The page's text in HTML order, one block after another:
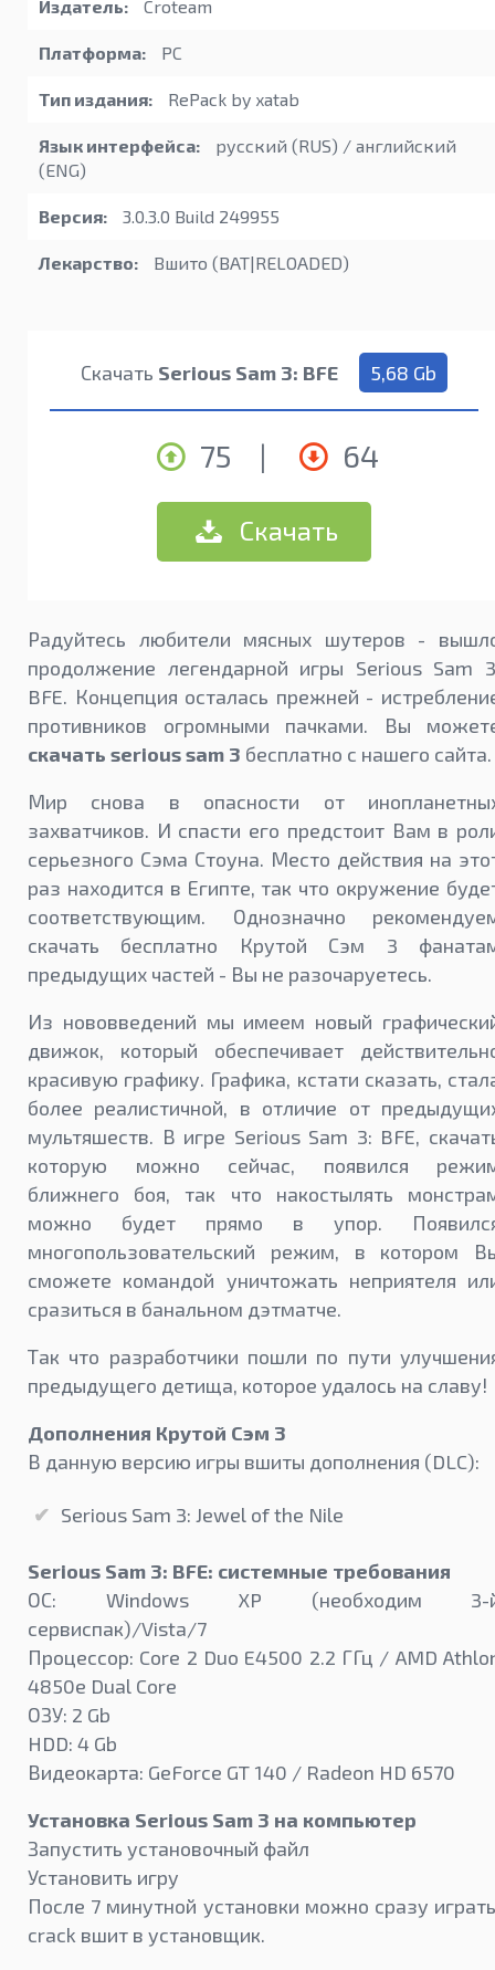
Издатель: Croteam
Платформа: PC
Тип издания: RePack by xatab
Язык интерфейса:
русский (RUS) / английский
(ENG)
Версия: 3.0.3.0 Build 249955
Лекарство: Вшито (BAT|RELOADED)
Скачать Serious Sam 3: BFE 5,68 Gb
75 | 64
Скачать
Радуйтесь любители мясных шутеров -
продолжение легендарной игры Serious Sam
BFE. Концепция осталась прежней -
противников огромными пачками. Вы
скачать serious sam 3 бесплатно с нашего сайта.
Мир снова в опасности от
захватчиков. И спасти его предстоит Вам в
серьезного Сэма Стоуна. Место действия на
раз находится в Египте, так что окружение
соответствующим. Однозначно
скачать бесплатно Крутой Сэм 3
предыдущих частей - Вы не разочаруетесь.
Из нововведений мы имеем новый
движок, который обеспечивает
красивую графику. Графика, кстати сказать,
более реалистичной, в отличие от
мультяшеств. В игре Serious Sam 3: BFE,
которую можно сейчас, появился
ближнего боя, так что накостылять
можно будет прямо в упор.
многопользовательский режим, в котором
сможете командой уничтожать неприятеля
сразиться в банальном дэтматче.
Так что разработчики пошли по пути
предыдущего детища, которое удалось на славу!
Дополнения Крутой Сэм 3
В данную версию игры вшиты дополнения (DLC):
Serious Sam 3: Jewel of the Nile
Serious Sam 3: BFE: системные требования
ОС: Windows XP (необходим 3-
сервиспак)/Vista/7
Процессор: Core 2 Duo E4500 2.2 ГГц / AMD
4850e Dual Core
ОЗУ: 2 Gb
HDD: 4 Gb
Видеокарта: GeForce GT 140 / Radeon HD 6570
Установка Serious Sam 3 на компьютер
Запустить установочный файл
Установить игру
После 7 минутной установки можно сразу
crack вшит в установщик.